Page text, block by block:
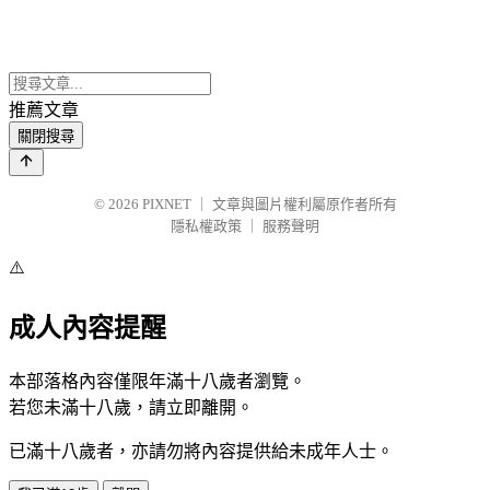
推薦文章
關閉搜尋
© 2026 PIXNET
文章與圖片權利屬原作者所有
隱私權政策
服務聲明
⚠️
成人內容提醒
本部落格內容僅限年滿十八歲者瀏覽。
若您未滿十八歲，請立即離開。
已滿十八歲者，亦請勿將內容提供給未成年人士。